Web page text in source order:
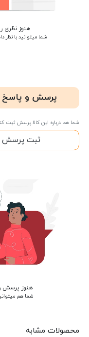
هنوز نظری
شما میتوانید با نظر
پرسش و پاسخ
شما هم درباره این کالا پرسش ثبت
ثبت پرسش
هنوز پرسش
شما هم
محصولات مشابه